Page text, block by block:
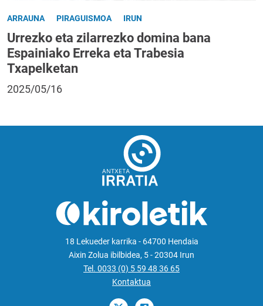
ARRAUNA PIRAGUISMOA IRUN
Urrezko eta zilarrezko domina bana
Espainiako Erreka eta Trabesia
Txapelketan
2025/05/16
18 Lekueder karrika - 64700 Hendaia
Aixin Zolua ibilbidea, 5 - 20304 Irun
Tel. 0033 (0) 5 59 48 36 65
Kontaktua